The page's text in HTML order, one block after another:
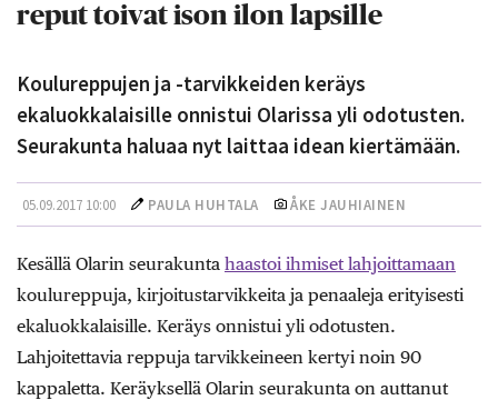
reput toivat ison ilon lapsille
Koulureppujen ja -tarvikkeiden keräys
ekaluokkalaisille onnistui Olarissa yli odotusten.
Seurakunta haluaa nyt laittaa idean kiertämään.
05.09.2017 10:00 PAULA HUHTALA ÅKE JAUHIAINEN
Kesällä Olarin seurakunta haastoi ihmiset lahjoittamaan
koulureppuja, kirjoitustarvikkeita ja penaaleja erityisesti
ekaluokkalaisille. Keräys onnistui yli odotusten.
Lahjoitettavia reppuja tarvikkeineen kertyi noin 90
kappaletta. Keräyksellä Olarin seurakunta on auttanut